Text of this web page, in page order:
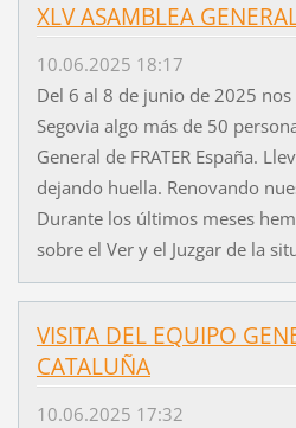
XLV ASAMBLEA
10.06.2025 18:17
Del 6 al 8 de junio de 2025
Segovia algo más de 50
General de FRATER España.
dejando huella. Renovando
Durante los últimos meses
sobre el Ver y el Juzgar de la
VISITA DEL EQUIPO
CATALUÑA
10.06.2025 17:32